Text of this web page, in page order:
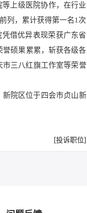
上级医院协作，在行业
列，累计获得第一名1次
凭借优异表现荣获广东省
誉硕果累累，斩获各级各
市三八红旗工作室等荣誉
院区位于四会市贞山新
[投诉职位]